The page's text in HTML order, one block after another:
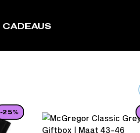
CADEAUS
-25%